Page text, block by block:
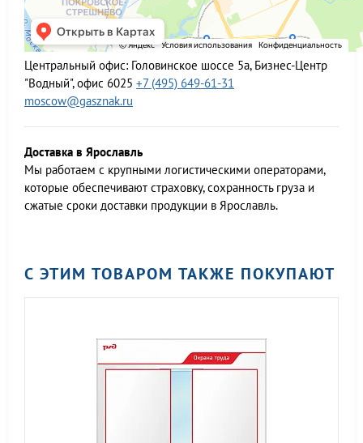
Центральный офис: Головинское шоссе 5а, Бизнес-Центр
"Водный", офис 6025 +7 (495) 649-61-31
moscow@gasznak.ru
Доставка в Ярославль
Мы работаем c крупными логистическими операторами,
которые обеспечивают страховку, сохранность груза и
сжатые сроки доставки продукции в Ярославль.
С ЭТИМ ТОВАРОМ ТАКЖЕ ПОКУПАЮТ